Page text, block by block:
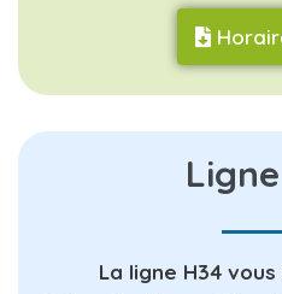
La ligne H34